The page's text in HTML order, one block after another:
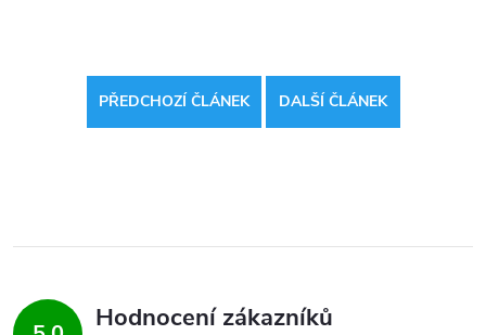
PŘEDCHOZÍ ČLÁNEK DALŠÍ ČLÁNEK
Hodnocení zákazníků